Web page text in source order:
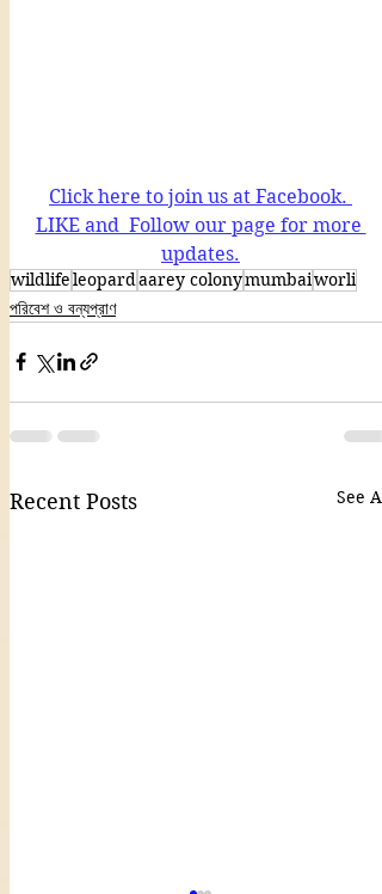
Click here to join us at Facebook.
LIKE and  Follow our page for more
updates.
wildlifeleopardaarey colonymumbaiworli
পরিবেশ ও বন্যপ্রাণ
Recent Posts See All